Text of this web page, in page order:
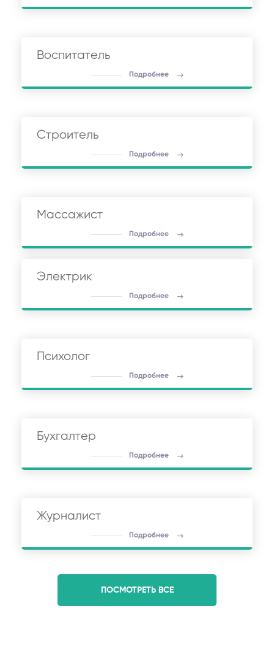
Воспитатель
Подробнее
Строитель
Подробнее
Массажист
Подробнее
Электрик
Подробнее
Психолог
Подробнее
Бухгалтер
Подробнее
Журналист
Подробнее
ПОСМОТРЕТЬ ВСЕ